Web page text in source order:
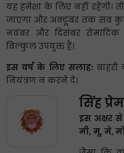
यह हमेशा के लिए नहीं रहेगी।
जाएगा और अक्टूबर तक सब कुछ
नवंबर और दिसंबर
बिल्कुल उपयुक्त हैं।
इस वर्ष के लिए सलाह:
नियंत्रण न करने दें।
सिंह
इस अक्षर
मी, मू, मे,